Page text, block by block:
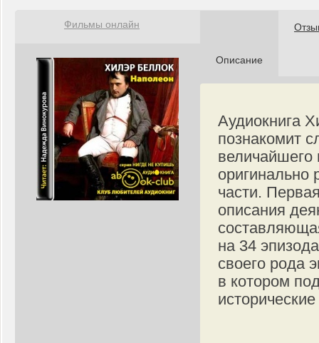
Описание
Аудиокнига
познакомит
оригинально
части.
описания
на 34
своего рода
в котором
Фильмы онлайн